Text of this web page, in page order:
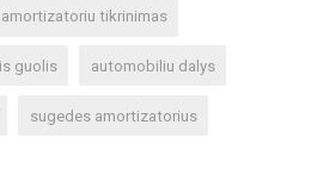
amortizatoriu tikrinimas
guolis automobiliu dalys
sugedes amortizatorius